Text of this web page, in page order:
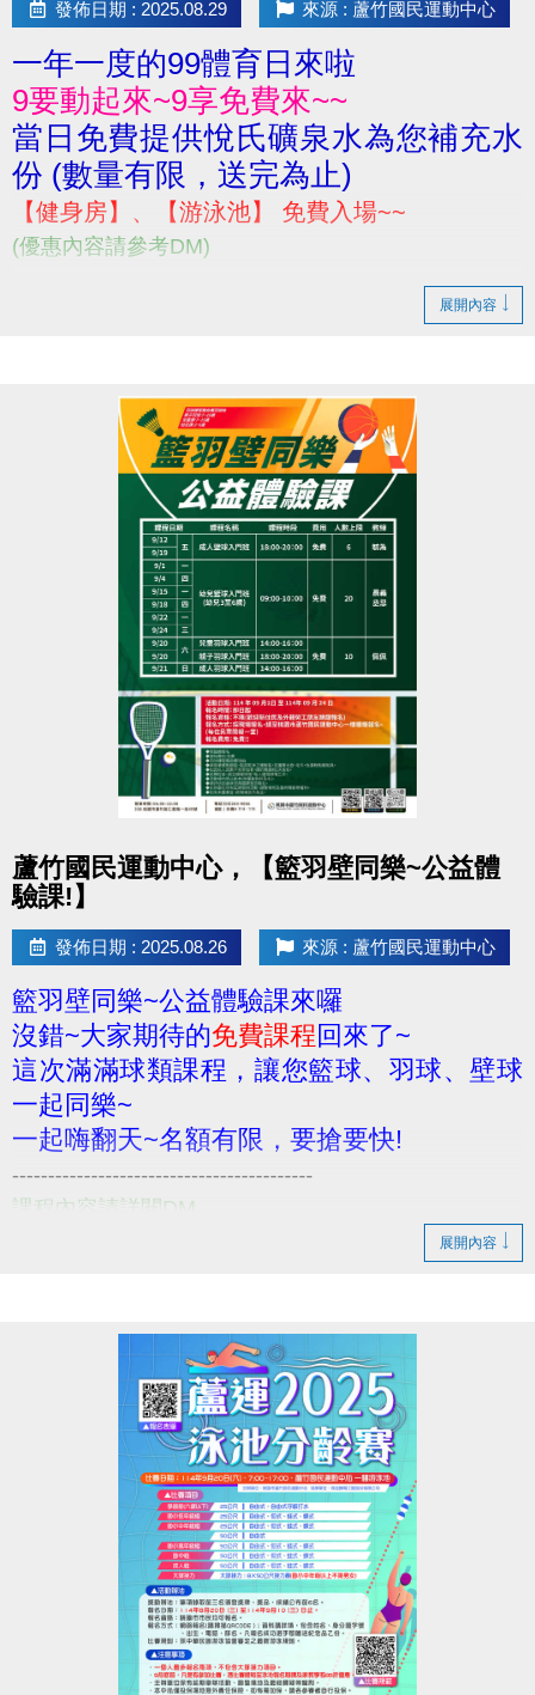
發佈日期 : 2025.08.29 來源 : 蘆竹國民運動中心
一年一度的99體育日來啦
9要動起來~9享免費來~~
當日免費提供悅氏礦泉水為您補充水
份 (數量有限，送完為止)
【健身房】、【游泳池】 免費入場~~
(優惠內容請參考DM)
展開內容
蘆竹國民運動中心，【籃羽壁同樂~公益體
驗課!】
發佈日期 : 2025.08.26 來源 : 蘆竹國民運動中心
籃羽壁同樂~公益體驗課來囉
沒錯~大家期待的免費課程回來了~
這次滿滿球類課程，讓您籃球、羽球、壁球
一起同樂~
一起嗨翻天~名額有限，要搶要快!
------------------------------------------
課程內容請詳閱DM
報名方式: 請至1F櫃檯辦理 (每位民眾限報一堂!!)
小提醒，請詳閱注意事項喔~
------------------------------------------
也歡迎新住民朋友們一起來享受運動的樂趣
若有相關問題
請撥打 03-2639066 #115 客務部
展開內容